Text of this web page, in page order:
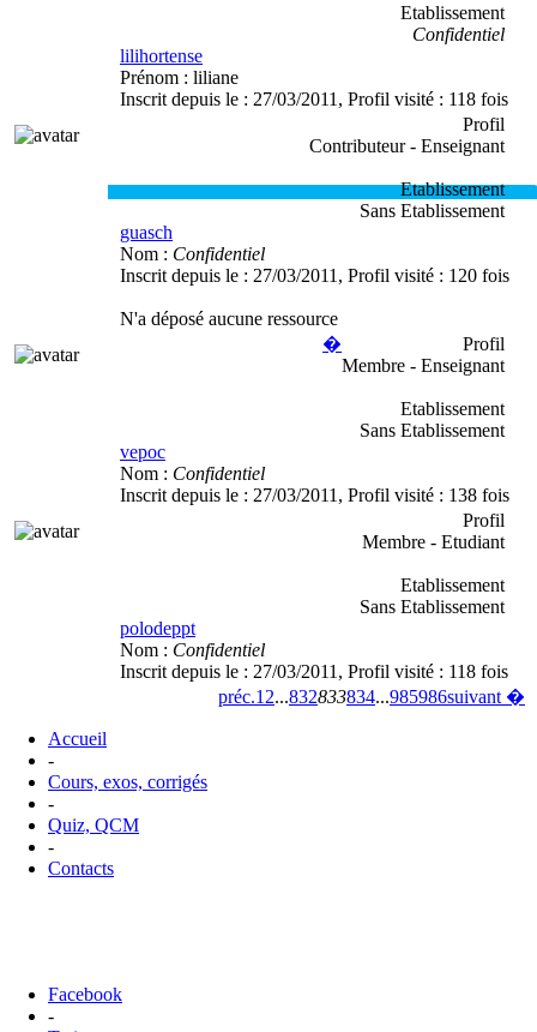
Etablissement
Confidentiel
lilihortense
Prénom : liliane
Inscrit depuis le : 27/03/2011 , Profil visité : 118 fois
Profil
Contributeur - Enseignant
Etablissement
Sans Etablissement
guasch
Nom : Confidentiel
Inscrit depuis le : 27/03/2011 , Profil visité : 120 fois
N'a déposé aucune ressource
Profil
Membre - Enseignant
Etablissement
Sans Etablissement
vepoc
Nom : Confidentiel
Inscrit depuis le : 27/03/2011 , Profil visité : 138 fois
Profil
Membre - Etudiant
Etablissement
Sans Etablissement
polodeppt
Nom : Confidentiel
Inscrit depuis le : 27/03/2011 , Profil visité : 118 fois
�
préc.1 2...832833834...985986suivant �
Accueil
-
Cours, exos, corrigés
-
Quiz, QCM
-
Contacts
Facebook
-